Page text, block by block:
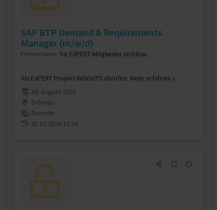
SAP BTP Demand & Requirements
Manager (m/w/d)
Firmenname: für EXPERT-Mitglieder sichtbar
Als EXPERT Projekt INSIGHTS abrufen. Mehr erfahren »
Ab August 2026
D-Berlin
Remote
01.07.2026 15:39